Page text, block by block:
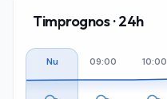
Timprognos · 24h
Nu 09:00 10:00